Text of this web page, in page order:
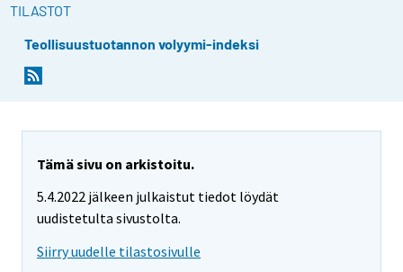
TILASTOT
Teollisuustuotannon volyymi-indeksi
Tämä sivu on arkistoitu.
5.4.2022 jälkeen julkaistut tiedot löydät
uudistetulta sivustolta.
Siirry uudelle tilastosivulle